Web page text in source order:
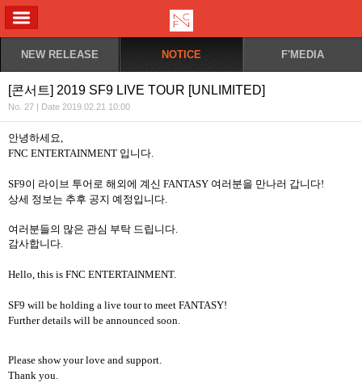
NEW RELEASE NOTICE F'MEDIA
[콘서트] 2019 SF9 LIVE TOUR [UNLIMITED]
No. 27 | Date 2019.02.21 10:00
안녕하세요,
FNC ENTERTAINMENT 입니다.
SF9이 라이브 투어로 해외에 계신 FANTASY 여러분을 만나러 갑니다!
상세 정보는 추후 공지 예정입니다.
여러분들의 많은 관심 부탁 드립니다.
감사합니다.
Hello, this is FNC ENTERTAINMENT.
SF9 will be holding a live tour to meet FANTASY!
Further details will be announced soon.
Please show your love and support.
Thank you.